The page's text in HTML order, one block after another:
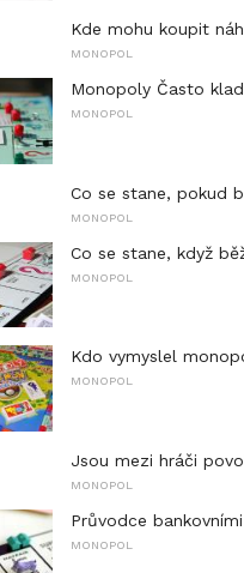
Kde mohu koupit
MONOPOL
Monopoly Často
MONOPOL
Co se stane, pokud
MONOPOL
Co se stane, když
MONOPOL
Kdo vymyslel
MONOPOL
Jsou mezi hráči
MONOPOL
Průvodce
MONOPOL